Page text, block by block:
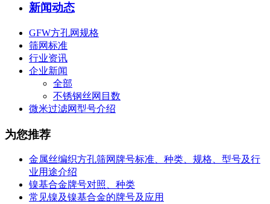
新闻动态
GFW方孔网规格
筛网标准
行业资讯
企业新闻
全部
不锈钢丝网目数
微米过滤网型号介绍
为您推荐
金属丝编织方孔筛网牌号标准、种类、规格、型号及行
业用途介绍
镍基合金牌号对照、种类
常见镍及镍基合金的牌号及应用